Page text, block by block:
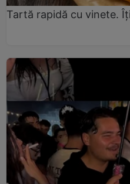
Tartă rapidă cu vinete.